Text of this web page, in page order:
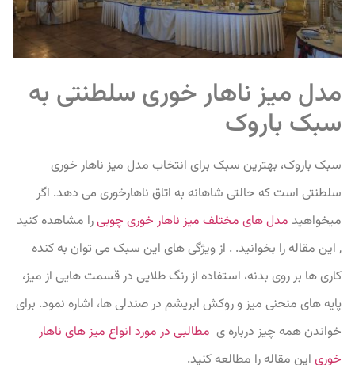
مدل میز ناهار خوری سلطنتی به
سبک باروک
سبک باروک، بهترین سبک برای انتخاب مدل میز ناهار خوری
سلطنتی است که حالتی شاهانه به اتاق ناهارخوری می دهد. اگر
میخواهید مدل های مختلف میز ناهار خوری چوبیرا مشاهده کنید
, این مقاله را بخوانید. . از ویژگی های این سبک می توان به کنده
کاری ها بر روی بدنه، استفاده از رنگ طلایی در قسمت هایی از میز،
پایه های منحنی میز و روکش ابریشم در صندلی ها، اشاره نمود. برای
خواندن همه چیز درباره ی مطالبی در مورد انواع میز های ناهار
خوری این مقاله را مطالعه کنید.